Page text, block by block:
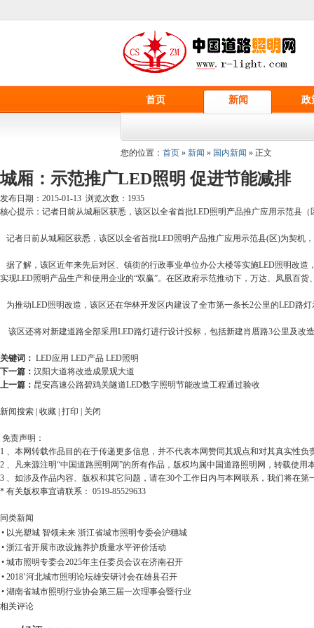
首页 新闻 政
您的位置： 首页 » 新闻 » 国内新闻 » 正文
城厢：示范推广LED照明 促进节能减排
发布日期：2015-01-13 浏览次数： 1935
核心提示：记者日前从城厢区获悉，该区以全省首批LED照明产品推广应用示范县
记者日前从城厢区获悉，该区以全省首批LED照明产品推广应用示范县(区)为契机
据了解，该区近年来先后对区、镇街的行政事业单位办公大楼等实施LED照明改造
实现LED照明产品生产和使用企业的“双赢”。在区政府示范推动下，万达、凤凰百
为推动LED照明改造，该区还在华林开发区内建设了全市第一条长2公里的LED路
该区还将对新建道路全部采用LED路灯进行设计投标，包括新建肖厝路3公里及改
关键词： LED应用 LED产品 LED照明
下一篇： 汉阳大道将改造成景观大道
上一篇： 昆安高速公路碧鸡关隧道LED数字照明节能改造工程通过验收
新闻搜索 收藏 打印 关闭
免责声明：
1 、本网转载作品目的在于传递更多信息，并不代表本网赞同其观点和对其真实性负
2 、凡来源注明“中国道路照明网”的所有作品，版权均属中国道路照明网，转载使
3 、如涉及作品内容、版权和其它问题，请在30个工作日内与本网联系，我们将在第
* 有关版权事宜请联系： 0519-85529633
同类新闻
• 以光塑城 智领未来 浙江省城市照明专委会沪穗城
• 浙江省开展市政设施养护质量水平评价活动
• 城市照明专委会2025年主任委员会议在济南召开
• 2018’河北城市照明论坛雄安研讨会在雄县召开
• 湖南省城市照明行业协会第三届一次理事会暨行业
相关评论